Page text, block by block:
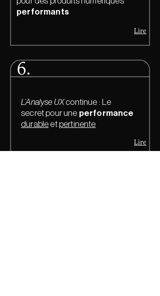
performants
Lire
L’Analyse UXcontinue : Le
secret pour une performance
durable etpertinente
6.
Lire